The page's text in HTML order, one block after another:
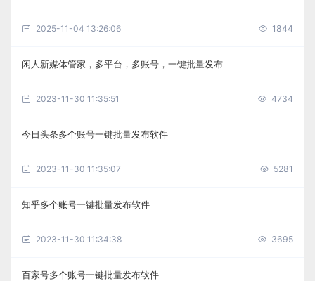
2025-11-04 13:26:06 1844
闲人新媒体管家，多平台，多账号，一键批量发布
2023-11-30 11:35:51 4734
今日头条多个账号一键批量发布软件
2023-11-30 11:35:07 5281
知乎多个账号一键批量发布软件
2023-11-30 11:34:38 3695
百家号多个账号一键批量发布软件